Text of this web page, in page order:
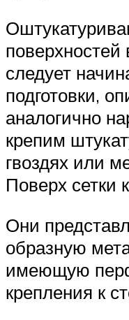
следует
подготовки,
аналогично
крепим
гвоздях или
Поверх сетки
Они
образную
имеющую
крепления к